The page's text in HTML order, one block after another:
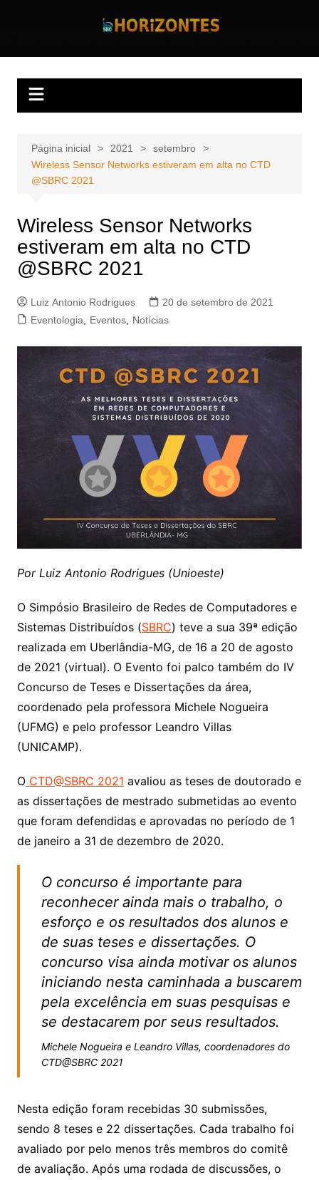
Horizontes
Página inicial 2021
setembro
Wireless Sensor Networks estiveram em alta no CTD
@SBRC 2021
Wireless Sensor Networks
estiveram em alta no CTD
@SBRC 2021
Luiz Antonio Rodrigues
20 de setembro de 2021
Eventologia
Eventos, Notícias
Por Luiz Antonio Rodrigues (Unioeste)
O Simpósio Brasileiro de Redes de Computadores e
Sistemas Distribuídos (SBRC) teve a sua 39ª edição
realizada em Uberlândia-MG, de 16 a 20 de agosto
de 2021 (virtual). O Evento foi palco também do IV
Concurso de Teses e Dissertações da área,
coordenado pela professora Michele Nogueira
(UFMG) e pelo professor Leandro Villas
(UNICAMP).
OCTD@SBRC 2021 avaliou as teses de doutorado e
as dissertações de mestrado submetidas ao evento
que foram defendidas e aprovadas no período de 1
de janeiro a 31 de dezembro de 2020.
O concurso é importante para
reconhecer ainda mais o trabalho, o
esforço e os resultados dos alunos e
de suas teses e dissertações. O
concurso visa ainda motivar os alunos
iniciando nesta caminhada a buscarem
pela excelência em suas pesquisas e
se destacarem por seus resultados.
Michele Nogueira e Leandro Villas, coordenadores do
CTD@SBRC 2021
Nesta edição foram recebidas 30 submissões,
sendo 8 teses e 22 dissertações. Cada trabalho foi
avaliado por pelo menos três membros do comitê
de avaliação. Após uma rodada de discussões, o